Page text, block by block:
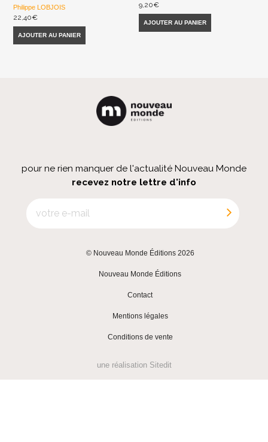
Philippe LOBJOIS
22,40€
AJOUTER AU PANIER
9,20€
AJOUTER AU PANIER
pour ne rien manquer de l'actualité Nouveau Monde
recevez notre lettre d'info
© Nouveau Monde Éditions 2026
Nouveau Monde Éditions
Contact
Mentions légales
Conditions de vente
une réalisation Sitedit